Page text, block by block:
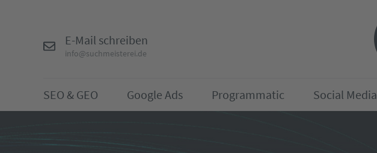
E-Mail schreiben
info@suchmeisterei.de
SEO & GEO Google Ads Programmatic Social Media